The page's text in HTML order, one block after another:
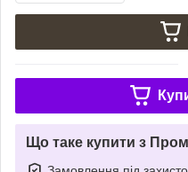
Що таке купити з